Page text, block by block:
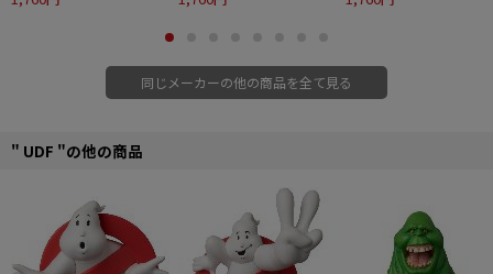
同じメーカーの他の商品を全て見る
" UDF "の他の商品